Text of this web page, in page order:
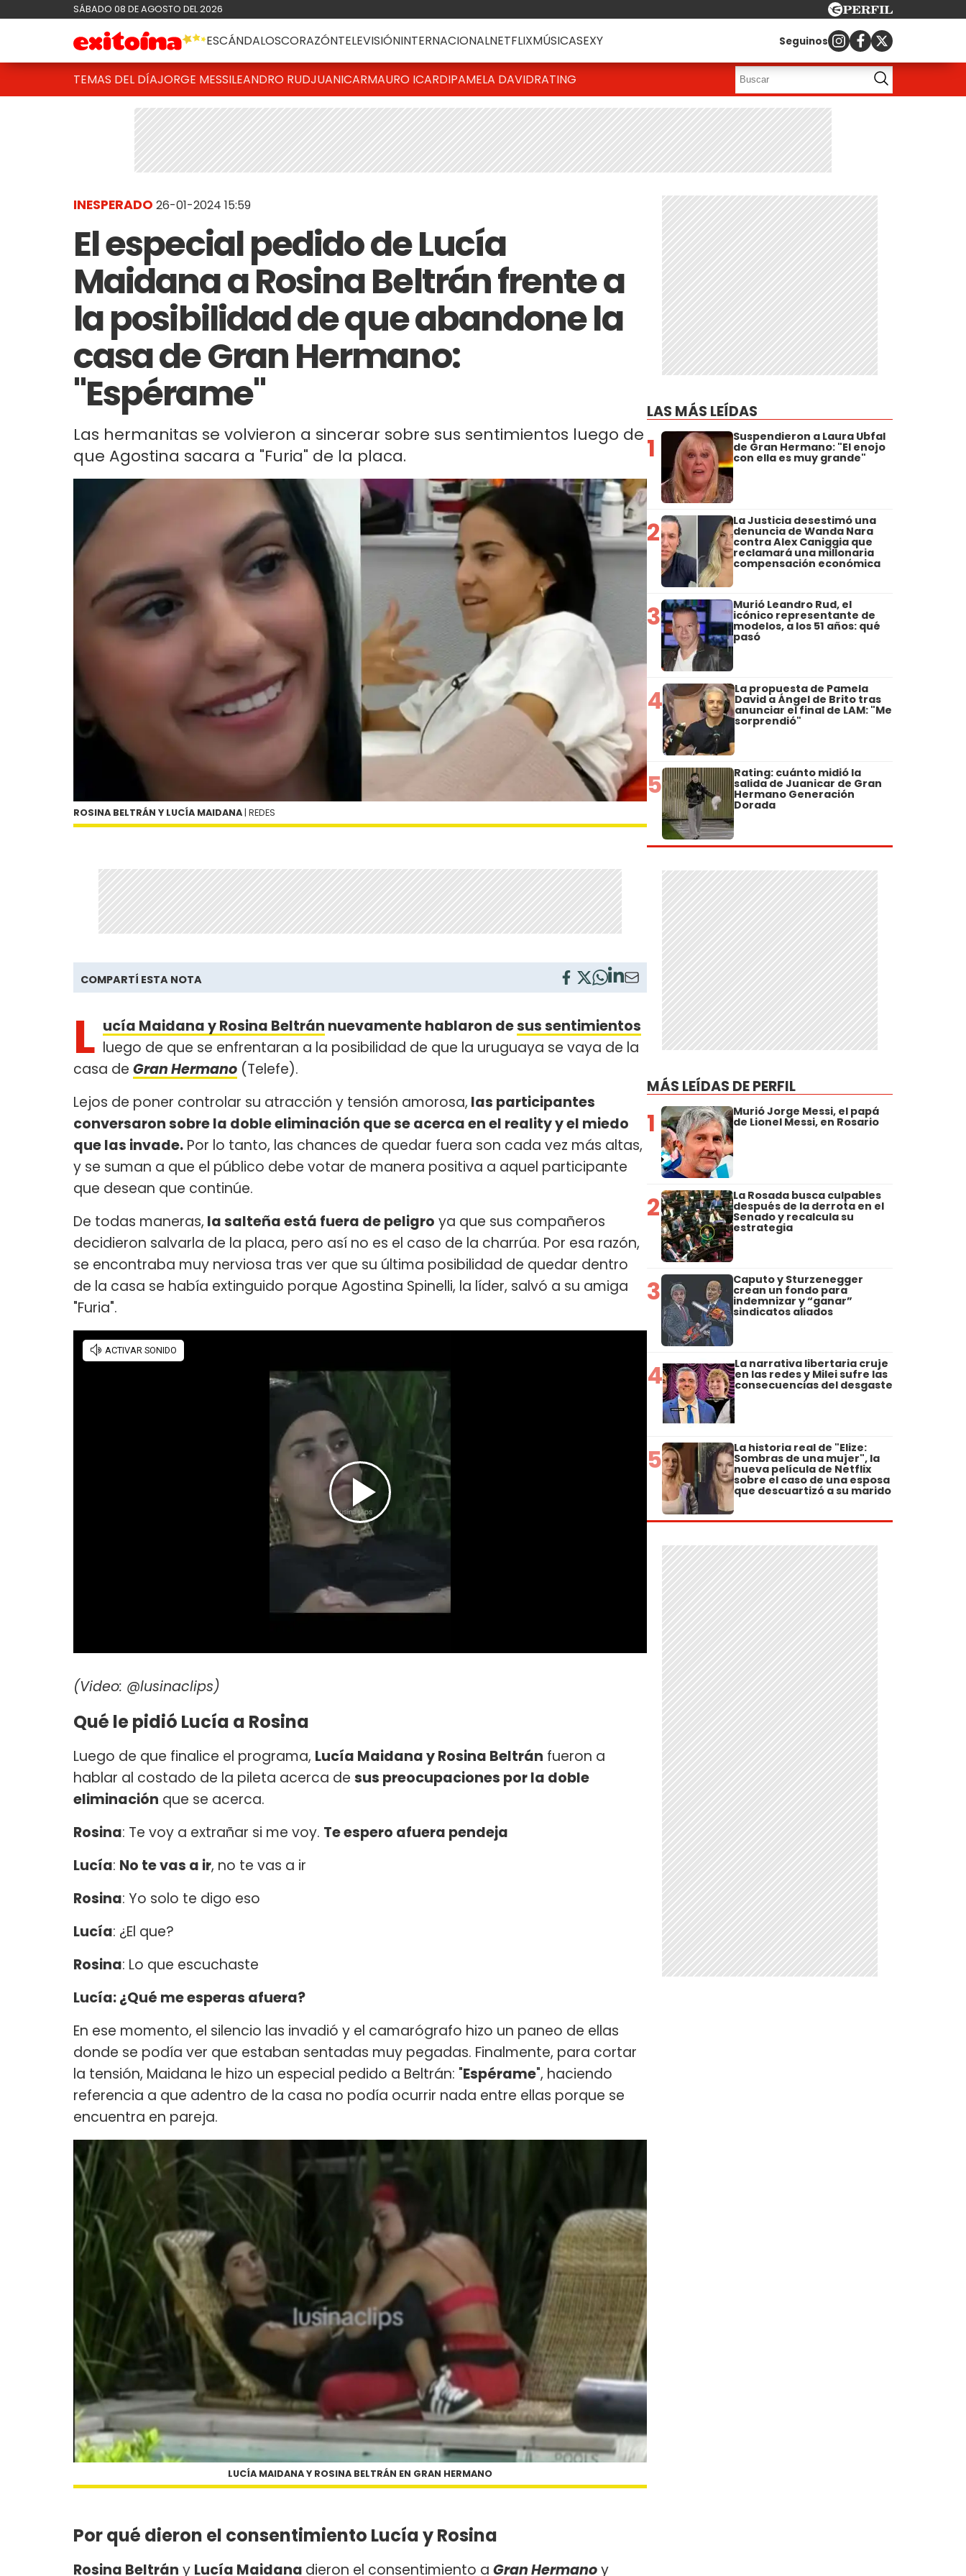
SÁBADO 08 DE AGOSTO DEL 2026
ESCÁNDALOSCORAZÓNTELEVISIÓNINTERNACIONALNETFLIXMÚSICASEXY Seguinos
TEMAS DEL DÍAJORGE MESSILEANDRO RUDJUANICARMAURO ICARDIPAMELA DAVIDRATING
INESPERADO 26-01-2024 15:59
El especial pedido de Lucía
Maidana a Rosina Beltrán frente a
la posibilidad de que abandone la
casa de Gran Hermano:
"Espérame"
Las hermanitas se volvieron a sincerar sobre sus sentimientos luego de
que Agostina sacara a "Furia" de la placa.
ROSINA BELTRÁN Y LUCÍA MAIDANA | REDES
COMPARTÍ ESTA NOTA
L ucía Maidana y Rosina Beltrán nuevamente hablaron desus sentimientos
luego de que se enfrentaran a la posibilidad de que la uruguaya se vaya de la
casa de Gran Hermano (Telefe).
Lejos de poner controlar su atracción y tensión amorosa, las participantes
conversaron sobre la doble eliminación que se acerca en el reality y el miedo
que las invade. Por lo tanto, las chances de quedar fuera son cada vez más altas,
y se suman a que el público debe votar de manera positiva a aquel participante
que desean que continúe.
De todas maneras, la salteña está fuera de peligro ya que sus compañeros
decidieron salvarla de la placa, pero así no es el caso de la charrúa. Por esa razón,
se encontraba muy nerviosa tras ver que su última posibilidad de quedar dentro
de la casa se había extinguido porque Agostina Spinelli, la líder, salvó a su amiga
"Furia".
(Video: @lusinaclips)
Qué le pidió Lucía a Rosina
Luego de que finalice el programa, Lucía Maidana y Rosina Beltrán fueron a
hablar al costado de la pileta acerca de sus preocupaciones por la doble
eliminación que se acerca.
Rosina: Te voy a extrañar si me voy. Te espero afuera pendeja
Lucía: No te vas a ir, no te vas a ir
Rosina: Yo solo te digo eso
Lucía: ¿El que?
Rosina: Lo que escuchaste
Lucía: ¿Qué me esperas afuera?
En ese momento, el silencio las invadió y el camarógrafo hizo un paneo de ellas
donde se podía ver que estaban sentadas muy pegadas. Finalmente, para cortar
la tensión, Maidana le hizo un especial pedido a Beltrán: "Espérame", haciendo
referencia a que adentro de la casa no podía ocurrir nada entre ellas porque se
encuentra en pareja.
LUCÍA MAIDANA Y ROSINA BELTRÁN EN GRAN HERMANO
Por qué dieron el consentimiento Lucía y Rosina
Rosina Beltrán y Lucía Maidana dieron el consentimiento a Gran Hermanoy
LAS MÁS LEÍDAS
1 Suspendieron a Laura Ubfal
de Gran Hermano: "El enojo
con ella es muy grande"
2 La Justicia desestimó una
denuncia de Wanda Nara
contra Alex Caniggia que
reclamará una millonaria
compensación económica
3 Murió Leandro Rud, el
icónico representante de
modelos, a los 51 años: qué
pasó
4 La propuesta de Pamela
David a Ángel de Brito tras
anunciar el final de LAM: "Me
sorprendió"
5 Rating: cuánto midió la
salida de Juanicar de Gran
Hermano Generación
Dorada
MÁS LEÍDAS DE PERFIL
1 Murió Jorge Messi, el papá
de Lionel Messi, en Rosario
2 La Rosada busca culpables
después de la derrota en el
Senado y recalcula su
estrategia
3 Caputo y Sturzenegger
crean un fondo para
indemnizar y “ganar”
sindicatos aliados
4 La narrativa libertaria cruje
en las redes y Milei sufre las
consecuencias del desgaste
5 La historia real de "Elize:
Sombras de una mujer", la
nueva película de Netflix
sobre el caso de una esposa
que descuartizó a su marido